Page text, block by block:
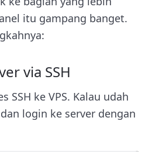
itu gampang banget.
via SSH
SSH ke VPS. Kalau udah
login ke server dengan